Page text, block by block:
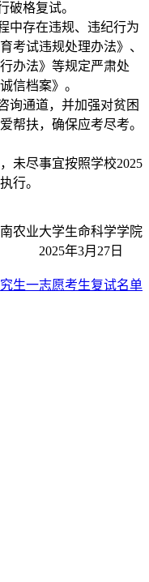
格复试。
存在违规、违纪行为
考试违规处理办法》、
办法》等规定严肃处
信档案》。
通道，并加强对贫困
帮扶，确保应考尽考。
尽事宜按照学校2025
行。
学生命科学学院
年3月27日
生一志愿考生复试名单